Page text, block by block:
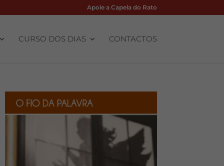
Apoie a Capela do Rato
CURSO DOS DIAS CONTACTOS